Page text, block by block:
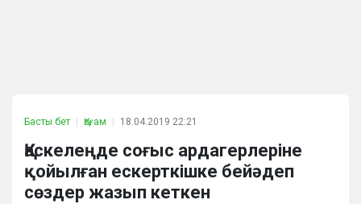
Басты бет Қоғам 18.04.2019 22:21
Қаскелеңде соғыс ардагерлеріне
қойылған ескерткішке бейәдеп
сөздер жазып кеткен